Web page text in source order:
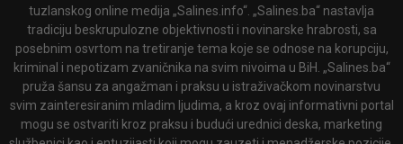
tuzlanskog online medija „Salines.info“. „Salines.ba“ nastavlja
tradiciju beskrupulozne objektivnosti i novinarske hrabrosti, sa
posebnim osvrtom na tretiranje tema koje se odnose na korupciju,
kriminal i nepotizam zvaničnika na svim nivoima u BiH. „Salines.ba“
pruža šansu za angažman i praksu u istraživačkom novinarstvu
svim zainteresiranim mladim ljudima, a kroz ovaj informativni portal
mogu se ostvariti kroz praksu i budući urednici deska, marketing